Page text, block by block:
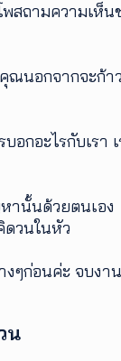
สถามความเห็น
ณนอกจากจะก้าว
กอะไรกับเรา เ
านั้นด้วยตนเอง
ดวนในหัว
ๆก่อนค่ะ จบงา
น